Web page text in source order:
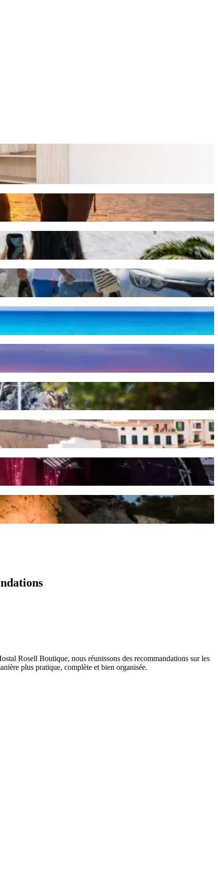
Rosell Boutique, nous réunissons des recommandations sur les
plus pratique, complète et bien organisée.